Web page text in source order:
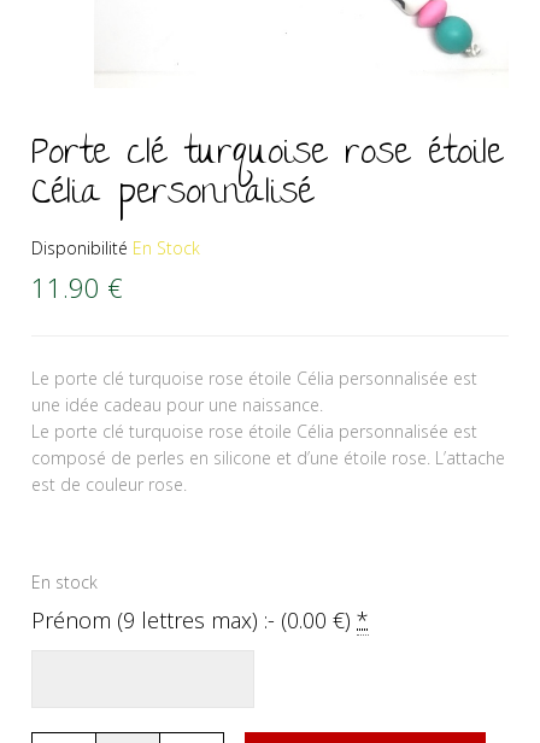
Porte clé turquoise rose étoile
Célia personnalisé
Disponibilité En Stock
11.90 €
Le porte clé turquoise rose étoile Célia personnalisée est
une idée cadeau pour une naissance.
Le porte clé turquoise rose étoile Célia personnalisée est
composé de perles en silicone et d’une étoile rose. L’attache
est de couleur rose.
En stock
Prénom (9 lettres max) :- (0.00€)*